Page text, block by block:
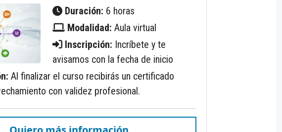
Duración: 6 horas
Modalidad: Aula virtual
Inscripción: Incríbete y te
avisamos con la fecha de inicio
Al finalizar el curso recibirás un certificado
con validez profesional.